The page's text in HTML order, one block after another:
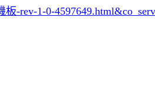
-rev-1-0-